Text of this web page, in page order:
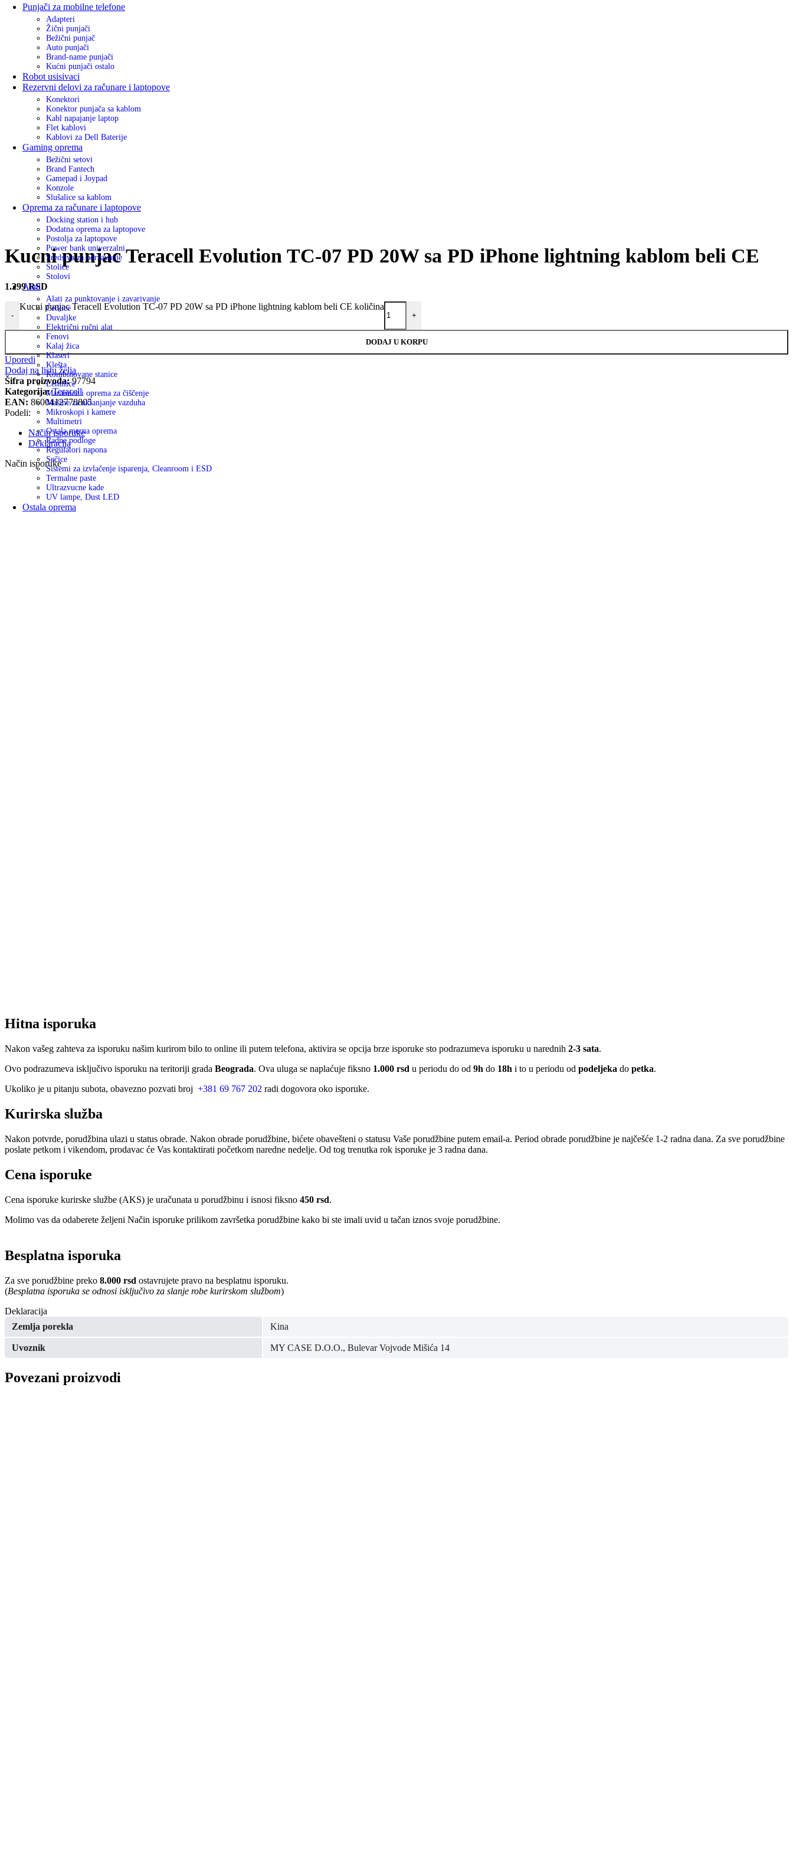
Punjači za mobilne telefone
Adapteri
Žični punjači
Bežični punjač
Auto punjači
Brand-name punjači
Kućni punjači ostalo
Robot usisivaci
Rezervni delovi za računare i laptopove
Konektori
Konektor punjača sa kablom
Kabl napajanje laptop
Flet kablovi
Kablovi za Dell Baterije
Gaming oprema
Bežični setovi
Brand Fantech
Gamepad i Joypad
Konzole
Slušalice sa kablom
Oprema za računare i laptopove
Docking station i hub
Dodatna oprema za laptopove
Postolja za laptopove
Power bank univerzalni
Sredstva za održavanje
Stolice
Stolovi
Alati
Alati za punktovanje i zavarivanje
Četkice
Duvaljke
Električni ručni alat
Fenovi
Kalaj žica
Klaseri
Klešta
Kombinovane stanice
Lemilice
Maramice i oprema za čiščenje
Mašine za uklanjanje vazduha
Mikroskopi i kamere
Multimetri
Ostala merna oprema
Radne podloge
Regulatori napona
Sečice
Sistemi za izvlačenje isparenja, Cleanroom i ESD
Termalne paste
Ultrazvucne kade
UV lampe, Dust LED
Ostala oprema
Kucni punjac Teracell Evolution TC-07 PD 20W sa PD iPhone lightning kablom beli CE
1.299RSD
-
Kucni punjac Teracell Evolution TC-07 PD 20W sa PD iPhone lightning kablom beli CE količina
+
DODAJ U KORPU
Uporedi
Dodaj na listu želja
Šifra proizvoda:97794
Kategorija: Teracell
EAN: 8600412778805
Podeli:
Način isporuke
Deklaracija
Način isporuke
Hitna isporuka
Nakon vašeg zahteva za isporuku našim kurirom bilo to online ili putem telefona, aktivira se opcija brze isporuke sto podrazumeva isporuku u narednih 2-3 sata.
Ovo podrazumeva isključivo isporuku na teritoriji grada Beograda. Ova uluga se naplaćuje fiksno 1.000 rsd u periodu do od 9h do 18h i to u periodu od podeljeka do petka.
Ukoliko je u pitanju subota, obavezno pozvati broj +381 69 767 202 radi dogovora oko isporuke.
Kurirska služba
Nakon potvrde, porudžbina ulazi u status obrade. Nakon obrade porudžbine, bićete obavešteni o statusu Vaše porudžbine putem email-a. Period obrade porudžbine je najčešće 1-2 radna dana. Za sve porudžbine
poslate petkom i vikendom, prodavac će Vas kontaktirati početkom naredne nedelje. Od tog trenutka rok isporuke je 3 radna dana.
Cena isporuke
Cena isporuke kurirske službe (AKS) je uračunata u porudžbinu i isnosi fiksno 450 rsd.
Molimo vas da odaberete željeni Način isporuke prilikom završetka porudžbine kako bi ste imali uvid u tačan iznos svoje porudžbine.
Besplatna isporuka
Za sve porudžbine preko 8.000 rsd ostavrujete pravo na besplatnu isporuku.
(Besplatna isporuka se odnosi isključivo za slanje robe kurirskom službom)
Deklaracija
Zemlja porekla
Kina
Uvoznik MY CASE D.O.O., Bulevar Vojvode Mišića 14
Povezani proizvodi